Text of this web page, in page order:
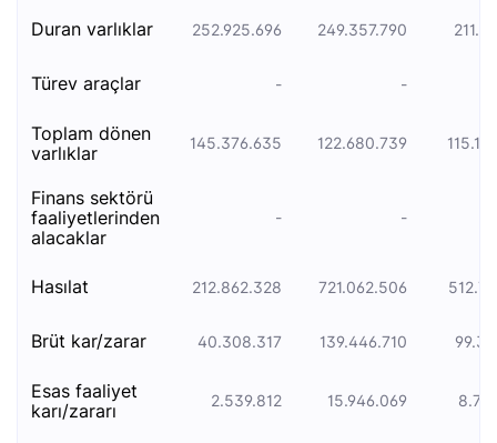
duran varliklar 252.925.696 249.357.790
türev araçlar - -
toplam dönen
varlıklar
145.376.635 122.680.739
finans sektörü
faaliyetlerinden
alacaklar
- -
hasılat 212.862.328 721.062.506
brüt kar/zarar 40.308.317 139.446.710
esas faali̇yet
kari/zarari
2.539.812 15.946.069